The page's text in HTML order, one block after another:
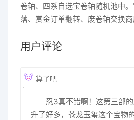
卷轴、四系自选宝卷轴随机池中
落、赏金订单翻转、废卷轴交换商
用户评论
算了吧
忍3真不错啊！这第三部
升了好多，苍龙玉玺这个宝物